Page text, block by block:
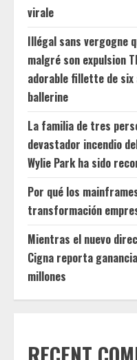
virale
Illégal sans vergogne
malgré son expulsion
adorable fillette de
ballerine
La familia de tres
devastador incendio
Wylie Park ha sido
Por qué los
transformación
Mientras el nuevo
Cigna reporta
millones